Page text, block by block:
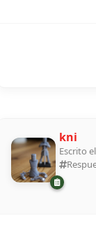
kni
Escrito